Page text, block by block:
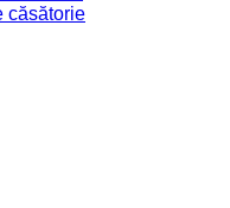
căsătorie